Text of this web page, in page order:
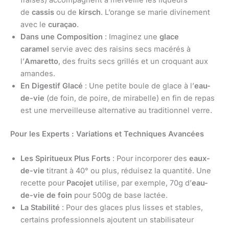
de cassis ou de kirsch. L’orange se marie divinement
avec le curaçao.
Dans une Composition : Imaginez une glace
caramel servie avec des raisins secs macérés à
l’Amaretto, des fruits secs grillés et un croquant aux
amandes.
En Digestif Glacé : Une petite boule de glace à l’eau-
de-vie (de foin, de poire, de mirabelle) en fin de repas
est une merveilleuse alternative au traditionnel verre.
Pour les Experts : Variations et Techniques Avancées
Les Spiritueux Plus Forts : Pour incorporer des eaux-
de-vie titrant à 40° ou plus, réduisez la quantité. Une
recette pour Pacojet utilise, par exemple, 70g d’eau-
de-vie de foin pour 500g de base lactée.
La Stabilité : Pour des glaces plus lisses et stables,
certains professionnels ajoutent un stabilisateur